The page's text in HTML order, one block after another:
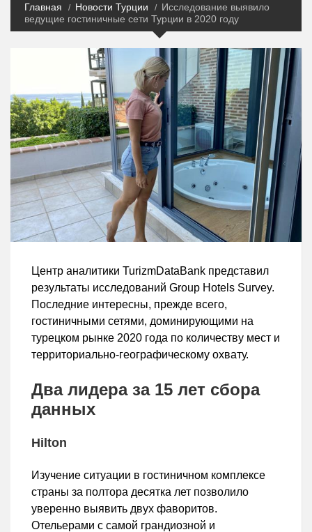
Главная Новости Турции
Исследование выявило
ведущие гостиничные сети Турции в 2020 году
Центр аналитики TurizmDataBank представил
результаты исследований Group Hotels Survey.
Последние интересны, прежде всего,
гостиничными сетями, доминирующими на
турецком рынке 2020 года по количеству мест и
территориально-географическому охвату.
Два лидера за 15 лет сбора
данных
Hilton
Изучение ситуации в гостиничном комплексе
страны за полтора десятка лет позволило
уверенно выявить двух фаворитов.
Отельерами с самой грандиозной и